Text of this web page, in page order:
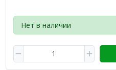
Нет в наличии